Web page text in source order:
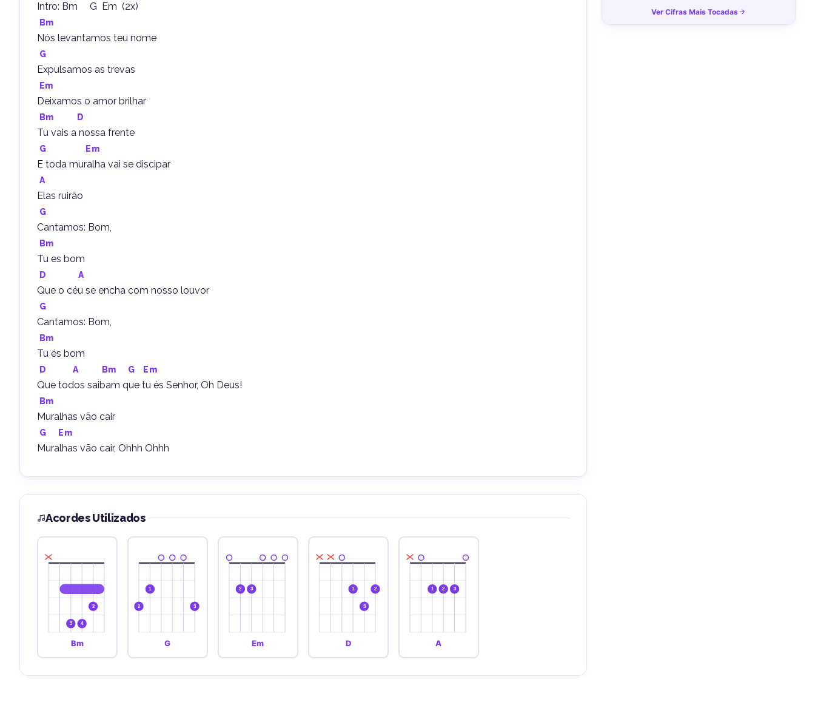
Intro: Bm     G  Em  (2x)
Bm
Nós levantamos teu nome
G
Expulsamos as trevas
Em
Deixamos o amor brilhar
Bm D
Tu vais a nossa frente
G Em
E toda muralha vai se discipar
A
Elas ruirão
G
Cantamos: Bom,
Bm
Tu es bom
D A
Que o céu se encha com nosso louvor
G
Cantamos: Bom,
Bm
Tu és bom
D A Bm G Em
Que todos saibam que tu és Senhor, Oh Deus!
Bm
Muralhas vão cair
G Em
Muralhas vão cair, Ohhh Ohhh
Acordes Utilizados
3 4
2
Bm
2
1
3
G
2 3
Em
1
3
2
D
1 2 3
A
Ver Cifras Mais Tocadas